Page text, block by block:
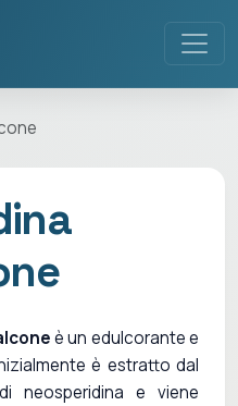
è un edulcorante e
è estratto dal
neosperidina e viene